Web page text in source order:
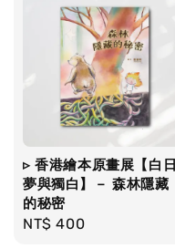
▹ 香港繪本原畫展【白日
夢與獨白】－ 森林隱藏
的秘密
Regular
NT$ 400